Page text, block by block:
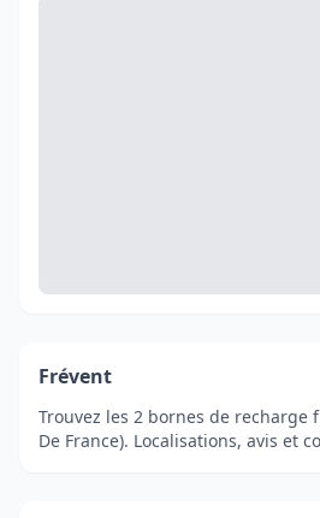
Frévent
Trouvez les 2 bornes de recharge
De France). Localisations, avis et